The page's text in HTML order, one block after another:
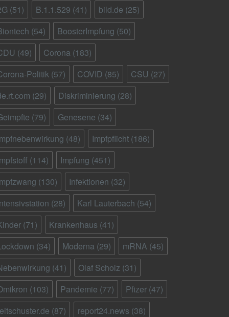
(51) B.1.1.529 (41) bild.de (25)
(54) BoosterImpfung (50)
(49) Corona (183)
Politik (57) COVID (85) CSU (27)
(29) Diskriminierung (28)
(79) Genesene (34)
(48) Impfpflicht (186)
(114) Impfung (451)
(130) Infektionen (32)
(28) Karl Lauterbach (54)
(71) Krankenhaus (41)
(34) Moderna (29) mRNA (45)
(41) Olaf Scholz (31)
(103) Pandemie (77) Pfizer (47)
(87) report24.news (38)